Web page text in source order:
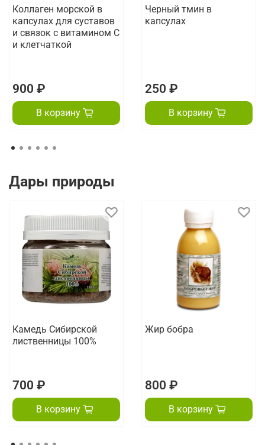
Коллаген морской в
капсулах для суставов
и связок с витамином С
и клетчаткой
900 ₽
В корзину
Черный тмин в
капсулах
250 ₽
В корзину
Дары природы
Камедь Сибирской
лиственницы 100%
700 ₽
В корзину
Жир бобра
800 ₽
В корзину